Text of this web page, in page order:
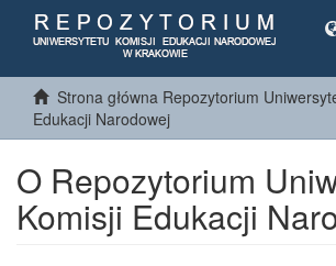
Strona główna Repozytorium
Edukacji Narodowej
O Repozytorium
Komisji Edukacji